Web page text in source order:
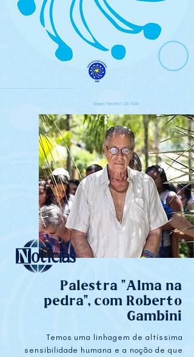
Arquivo "Encontro" CEU AUM
Palestra "Alma na
pedra", com Roberto
Gambini
Temos uma linhagem de altíssima
sensibilidade humana e a noção de que